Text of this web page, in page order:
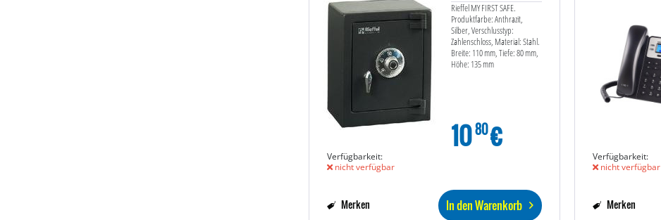
Rieffel MY FIRST SAFE.
Produktfarbe: Anthrazit,
Silber, Verschlusstyp:
Zahlenschloss, Material: Stahl.
Breite: 110 mm, Tiefe: 80 mm,
Höhe: 135 mm
1080€
Verfügbarkeit:
nicht verfügbar
In den Warenkorb
Merken
Verfügbarkeit:
nicht verfügbar
Merken